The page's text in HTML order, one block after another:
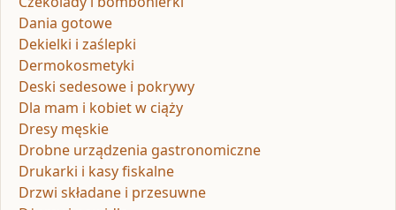
Dania gotowe
Dekielki i zaślepki
Dermokosmetyki
Deski sedesowe i pokrywy
Dla mam i kobiet w ciąży
Dresy męskie
Drobne urządzenia gastronomiczne
Drukarki i kasy fiskalne
Drzwi składane i przesuwne